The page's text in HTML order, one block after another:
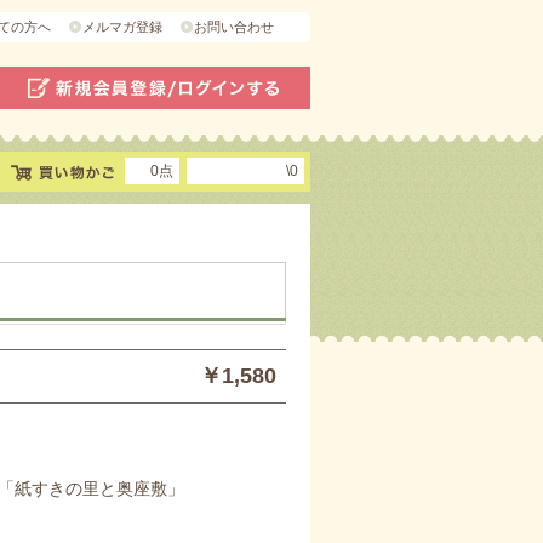
の方へ メルマガ登録 お問い合わせ
0点 \0
￥1,580
紙すきの里と奥座敷」